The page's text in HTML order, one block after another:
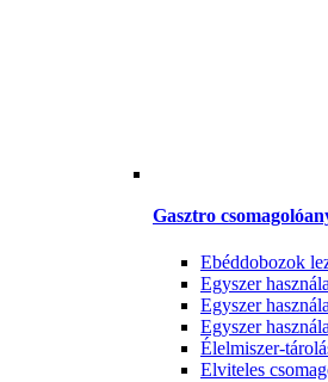
Gasztro
Ebéddobozok
Egyszer
Egyszer
Egyszer
Élelmiszer-
Elviteles